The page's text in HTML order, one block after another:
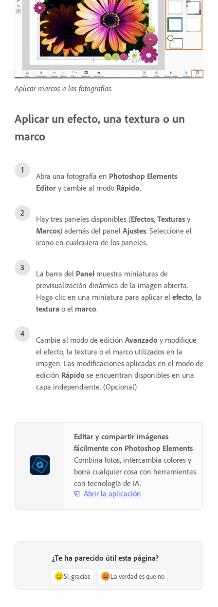
Aplicar marcos a las fotografías.
Aplicar un efecto, una textura o un
marco
Abra una fotografía en Photoshop Elements
Editor y cambie al modo Rápido.
Hay tres paneles disponibles (Efectos, Texturas y
Marcos) además del panel Ajustes. Seleccione el
icono en cualquiera de los paneles.
La barra del Panel muestra miniaturas de
previsualización dinámica de la imagen abierta.
Haga clic en una miniatura para aplicar el efecto, la
textura o el marco.
Cambie al modo de edición Avanzado y modifique
el efecto, la textura o el marco utilizados en la
imagen. Las modificaciones aplicadas en el modo de
edición Rápido se encuentran disponibles en una
capa independiente. (Opcional)
Editar y compartir imágenes
fácilmente con Photoshop Elements
Combina fotos, intercambia colores y
borra cualquier cosa con herramientas
con tecnología de IA.
Abrir la aplicación
¿Te ha parecido útil esta página?
Sí, gracias La verdad es que no